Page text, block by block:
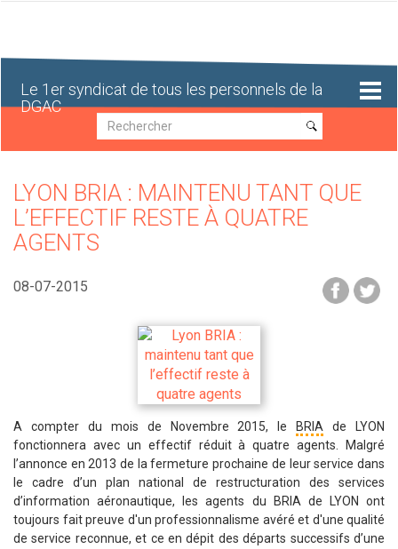
Le 1er syndicat de tous les personnels de la
DGAC
Recherche
Recherche
LYON BRIA : MAINTENU TANT QUE
L’EFFECTIF RESTE À QUATRE
AGENTS
08-07-2015
A compter du mois de Novembre 2015, le BRIA de LYON
fonctionnera avec un effectif réduit à quatre agents. Malgré
l’annonce en 2013 de la fermeture prochaine de leur service dans
le cadre d’un plan national de restructuration des services
d’information aéronautique, les agents du BRIA de LYON ont
toujours fait preuve d'un professionnalisme avéré et d'une qualité
de service reconnue, et ce en dépit des départs successifs d’une